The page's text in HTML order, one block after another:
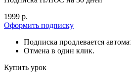
1999 р.
Оформить подписку
Подписка продлевается
Отмена в один клик.
Купить урок